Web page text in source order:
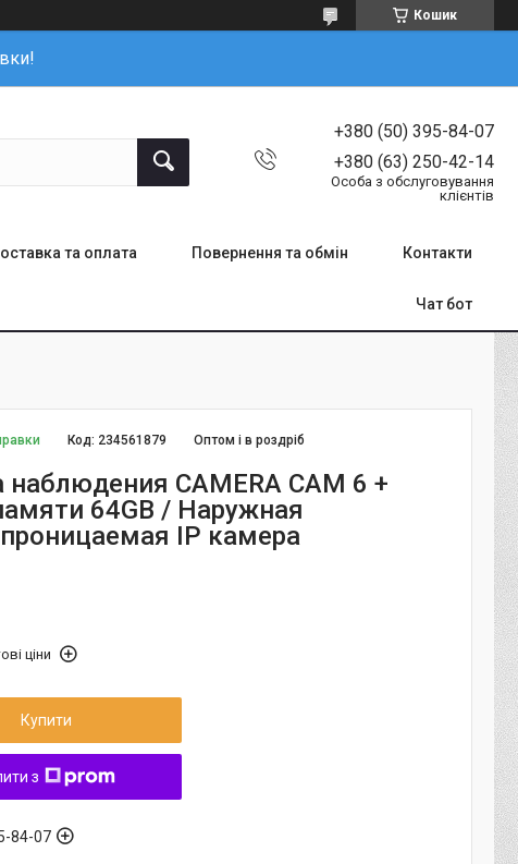
Кошик
+380 (50) 395-84-07
+380 (63) 250-42-14
Особа з обслуговування
клієнтів
та оплата Повернення та обмін Контакти
Чат бот
Оптом і в роздріб
Код: 234561879
наблюдения CAMERA CAM 6 +
64GB / Наружная
IP камера
ціни
Купити
з
84-07